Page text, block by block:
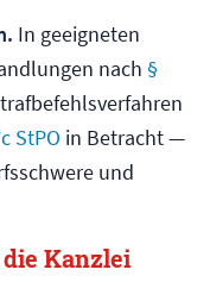
In geeigneten
nach §
StPO in Betracht —
und
Kanzlei